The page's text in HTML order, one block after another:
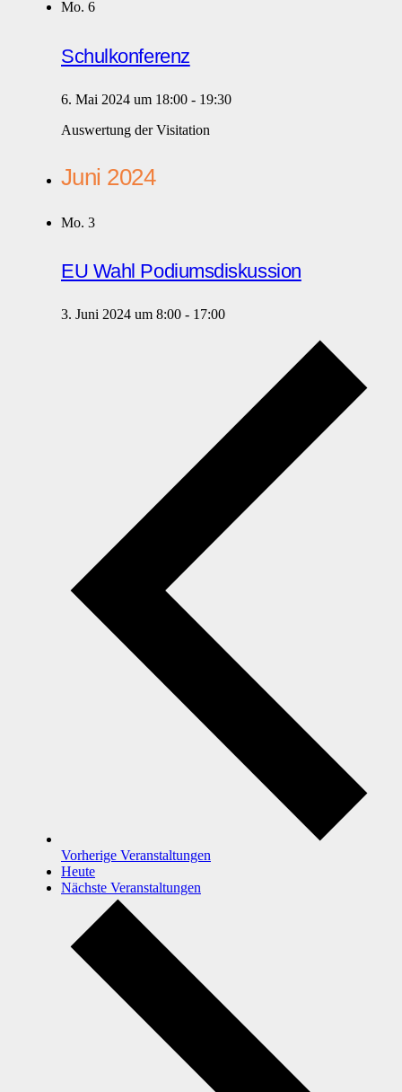
Mo. 6
Schulkonferenz
6. Mai 2024 um 18:00 - 19:30
Auswertung der Visitation
Juni 2024
Mo. 3
EU Wahl Podiumsdiskussion
3. Juni 2024 um 8:00 - 17:00
Vorherige Veranstaltungen
Heute
Nächste Veranstaltungen